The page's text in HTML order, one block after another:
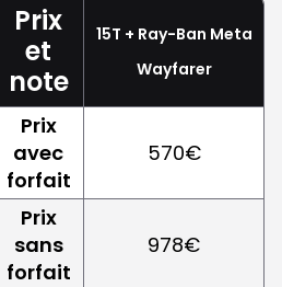
Prix
et
note
15T + Ray-Ban Meta
Wayfarer
Prix
avec
forfait
570€
Prix
sans
forfait
978€